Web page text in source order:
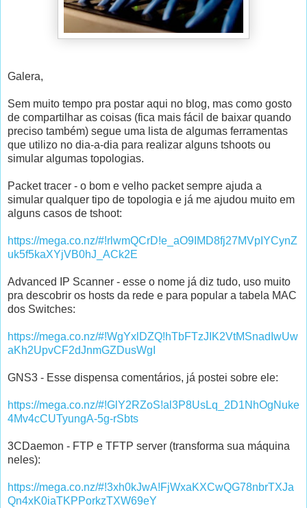
Galera,
Sem muito tempo pra postar aqui no blog, mas como gosto
de compartilhar as coisas (fica mais fácil de baixar quando
preciso também) segue uma lista de algumas ferramentas
que utilizo no dia-a-dia para realizar alguns tshoots ou
simular algumas topologias.
Packet tracer - o bom e velho packet sempre ajuda a
simular qualquer tipo de topologia e já me ajudou muito em
alguns casos de tshoot:
https://mega.co.nz/#!rlwmQCrD!e_aO9IMD8fj27MVpIYCynZ
uk5f5kaXYjVB0hJ_ACk2E
Advanced IP Scanner - esse o nome já diz tudo, uso muito
pra descobrir os hosts da rede e para popular a tabela MAC
dos Switches:
https://mega.co.nz/#!WgYxlDZQ!hTbFTzJIK2VtMSnadIwUw
aKh2UpvCF2dJnmGZDusWgI
GNS3 - Esse dispensa comentários, já postei sobre ele:
https://mega.co.nz/#!GlY2RZoS!al3P8UsLq_2D1NhOgNuke
4Mv4cCUTyungA-5g-rSbts
3CDaemon - FTP e TFTP server (transforma sua máquina
neles):
https://mega.co.nz/#!3xh0kJwA!FjWxaKXCwQG78nbrTXJa
Qn4xK0iaTKPPorkzTXW69eY